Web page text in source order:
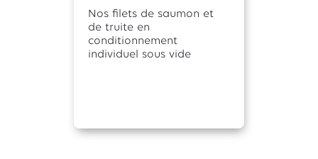
Nos filets de saumon et
de truite en
conditionnement
individuel sous vide